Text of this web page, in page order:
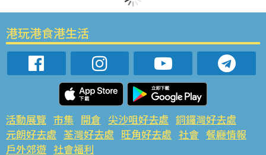
港玩港食港生活
活動展覽 市集 開倉 尖沙咀好去處 銅鑼灣好去處
元朗好去處 荃灣好去處 旺角好去處 社會 餐廳情報
戶外郊遊 社會福利